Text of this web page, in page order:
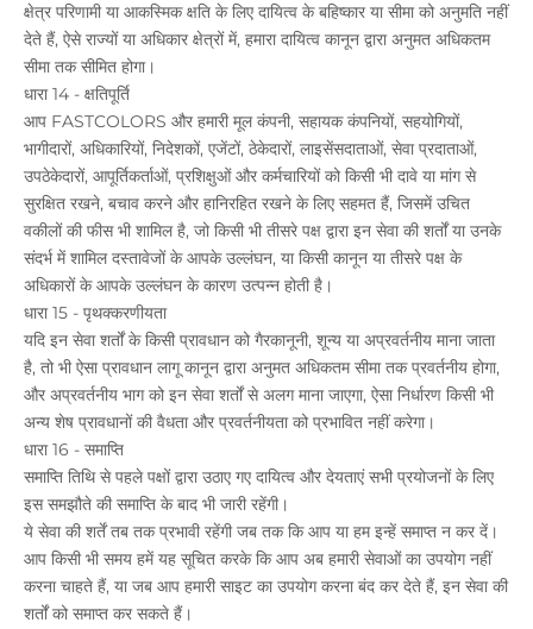
क्षेत्र परिणामी या आकस्मिक क्षति के लिए दायित्व के बहिष्कार या सीमा को अनुमति नहीं
देते हैं, ऐसे राज्यों या अधिकार क्षेत्रों में, हमारा दायित्व कानून द्वारा अनुमत अधिकतम
सीमा तक सीमित होगा।
धारा 14 - क्षतिपूर्ति
आप FASTCOLORS और हमारी मूल कंपनी, सहायक कंपनियों, सहयोगियों,
भागीदारों, अधिकारियों, निदेशकों, एजेंटों, ठेकेदारों, लाइसेंसदाताओं, सेवा प्रदाताओं,
उपठेकेदारों, आपूर्तिकर्ताओं, प्रशिक्षुओं और कर्मचारियों को किसी भी दावे या मांग से
सुरक्षित रखने, बचाव करने और हानिरहित रखने के लिए सहमत हैं, जिसमें उचित
वकीलों की फीस भी शामिल है, जो किसी भी तीसरे पक्ष द्वारा इन सेवा की शर्तों या उनके
संदर्भ में शामिल दस्तावेजों के आपके उल्लंघन, या किसी कानून या तीसरे पक्ष के
अधिकारों के आपके उल्लंघन के कारण उत्पन्न होती है।
धारा 15 - पृथक्करणीयता
यदि इन सेवा शर्तों के किसी प्रावधान को गैरकानूनी, शून्य या अप्रवर्तनीय माना जाता
है, तो भी ऐसा प्रावधान लागू कानून द्वारा अनुमत अधिकतम सीमा तक प्रवर्तनीय होगा,
और अप्रवर्तनीय भाग को इन सेवा शर्तों से अलग माना जाएगा, ऐसा निर्धारण किसी भी
अन्य शेष प्रावधानों की वैधता और प्रवर्तनीयता को प्रभावित नहीं करेगा।
धारा 16 - समाप्ति
समाप्ति तिथि से पहले पक्षों द्वारा उठाए गए दायित्व और देयताएं सभी प्रयोजनों के लिए
इस समझौते की समाप्ति के बाद भी जारी रहेंगी।
ये सेवा की शर्तें तब तक प्रभावी रहेंगी जब तक कि आप या हम इन्हें समाप्त न कर दें।
आप किसी भी समय हमें यह सूचित करके कि आप अब हमारी सेवाओं का उपयोग नहीं
करना चाहते हैं, या जब आप हमारी साइट का उपयोग करना बंद कर देते हैं, इन सेवा की
शर्तों को समाप्त कर सकते हैं।